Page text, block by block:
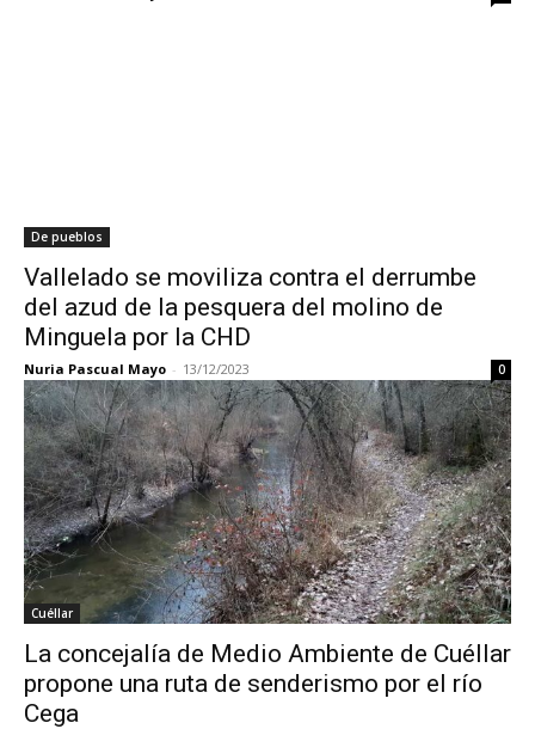
De pueblos
Vallelado se moviliza contra el derrumbe
del azud de la pesquera del molino de
Minguela por la CHD
Nuria Pascual Mayo - 13/12/2023 0
Cuéllar
La concejalía de Medio Ambiente de Cuéllar
propone una ruta de senderismo por el río
Cega